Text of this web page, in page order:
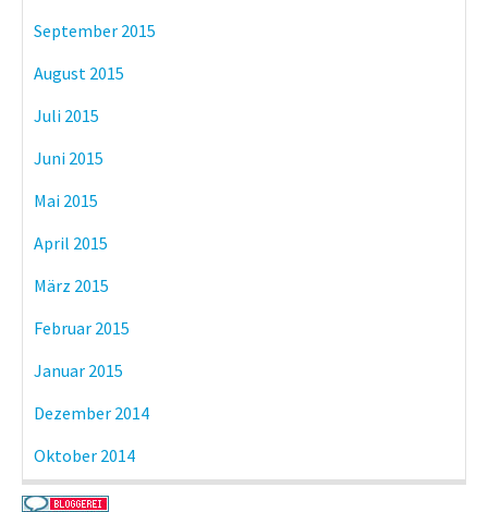
September 2015
August 2015
Juli 2015
Juni 2015
Mai 2015
April 2015
März 2015
Februar 2015
Januar 2015
Dezember 2014
Oktober 2014